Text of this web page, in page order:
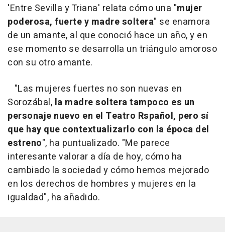
'Entre Sevilla y Triana' relata cómo una "mujer
poderosa, fuerte y madre soltera" se enamora
de un amante, al que conoció hace un año, y en
ese momento se desarrolla un triángulo amoroso
con su otro amante.
"Las mujeres fuertes no son nuevas en
Sorozábal, la madre soltera tampoco es un
personaje nuevo en el Teatro Rspañol, pero sí
que hay que contextualizarlo con la época del
estreno", ha puntualizado. "Me parece
interesante valorar a día de hoy, cómo ha
cambiado la sociedad y cómo hemos mejorado
en los derechos de hombres y mujeres en la
igualdad", ha añadido.